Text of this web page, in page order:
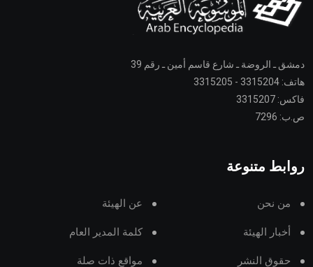
دمشق ـ الروضة ـ شارع قاسم أمين ـ رقم 39
هاتف: 3315204 - 3315205
فاكس: 3315207
ص.ب: 7296
روابط متنوعة
من نحن عن الهيئة
أخبار الهيئة كلمة المدير العام
حقوق النشر مواقع ذات صلة